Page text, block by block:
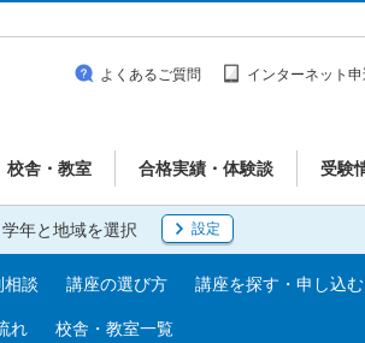
校舎・教室 合格実績・体験談 受験
よくあるご質問 インターネット
学年と地域を選択 設定
相談 講座の選び方 講座を探す・申し込む
れ 校舎・教室一覧